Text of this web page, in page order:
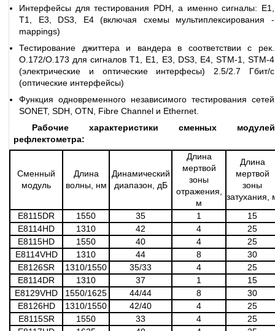
Интерфейсы для тестирования PDH, а именно сигналы: E1,
T1, E3, DS3, E4 (включая схемы мультиплексирования -
mappings)
Тестирование джиттера и вандера в соответствии с рек.
O.172/O.173 для сигналов T1, E1, E3, DS3, E4, STM-1, STM-4
(электрические и оптические интерфесы) 2.5/2.7 Гбит/с
(оптические интерфейсы)
Функция одновременного независимого тестирования сетей
SONET, SDH, OTN, Fibre Channel и Ethernet.
Рабочие характеристики сменных модулей
рефлектометра:
Сменный
модуль
Длина
волны, нм
Динамический
диапазон, дБ
Длина
мертвой
зоны
отражения,
м
Длина
мертвой
зоны
затухания,
E8115DR
1550 35 1
15
E8114HD
1310 42 4
25
E8115HD
1550 40 4
25
E8114VHD
1310 44 8
30
E8126SR
1310/1550 35/33 4
25
E8114DR
1310 37 1
15
E8129VHD
1550/1625 44/44 8
30
E8126HD
1310/1550 42/40 4
25
E8115SR
1550 33 4
25